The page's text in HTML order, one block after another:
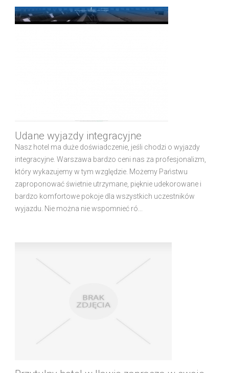
Udane wyjazdy integracyjne
Nasz hotel ma duże doświadczenie, jeśli chodzi o wyjazdy
integracyjne. Warszawa bardzo ceni nas za profesjonalizm,
który wykazujemy w tym względzie. Możemy Państwu
zaproponować świetnie utrzymane, pięknie udekorowane i
bardzo komfortowe pokoje dla wszystkich uczestników
wyjazdu. Nie można nie wspomnieć ró...